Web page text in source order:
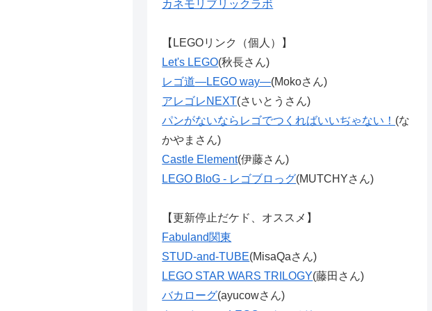
カネモリブリックラボ
【LEGOリンク（個人）】
Let's LEGO(秋長さん)
レゴ道―LEGO way―(Mokoさん)
アレゴレNEXT(さいとうさん)
パンがないならレゴでつくればいいぢゃない！ (な
かやまさん)
Castle Element(伊藤さん)
LEGO BloG - レゴブロっグ(MUTCHYさん)
【更新停止だケド、オススメ】
Fabuland関東
STUD-and-TUBE(MisaQaさん)
LEGO STAR WARS TRILOGY(藤田さん)
バカローグ(ayucowさん)